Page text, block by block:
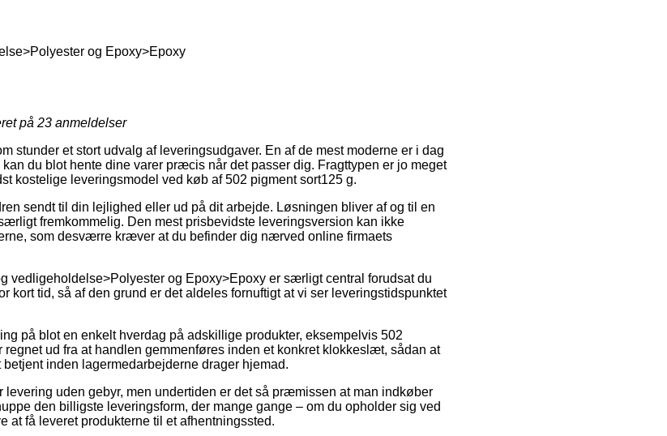
og Epoxy>Epoxy
på 23 anmeldelser
stunder et stort udvalg af leveringsudgaver. En af de mest moderne er i dag
du blot hente dine varer præcis når det passer dig. Fragttypen er jo meget
kostelige leveringsmodel ved køb af 502 pigment sort125 g.
sendt til din lejlighed eller ud på dit arbejde. Løsningen bliver af og til en
fremkommelig. Den mest prisbevidste leveringsversion kan ikke
som desværre kræver at du befinder dig nærved online firmaets
vedligeholdelse>Polyester og Epoxy>Epoxy er særligt central forudsat du
kort tid, så af den grund er det aldeles fornuftigt at vi ser leveringstidspunktet
på blot en enkelt hverdag på adskillige produkter, eksempelvis 502
regnet ud fra at handlen gemmenføres inden et konkret klokkeslæt, sådan at
inden lagermedarbejderne drager hjemad.
levering uden gebyr, men undertiden er det så præmissen at man indkøber
den billigste leveringsform, der mange gange – om du opholder sig ved
at få leveret produkterne til et afhentningssted.